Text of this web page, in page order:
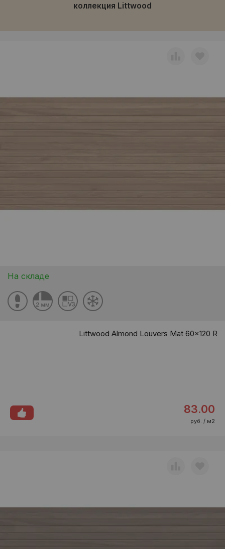
коллекция Littwood
На складе
Littwood Almond Louvers Mat 60x120 R
83.00
руб. / м2